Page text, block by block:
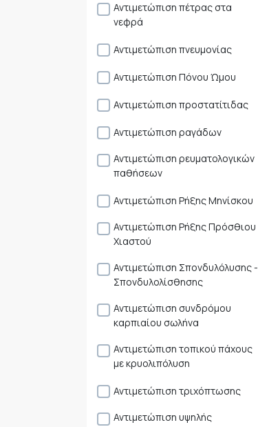
Αντιμετώπιση πέτρας στα
νεφρά
Αντιμετώπιση πνευμονίας
Αντιμετώπιση Πόνου Ώμου
Αντιμετώπιση προστατίτιδας
Αντιμετώπιση ραγάδων
Αντιμετώπιση ρευματολογικών
παθήσεων
Αντιμετώπιση Ρήξης Μηνίσκου
Αντιμετώπιση Ρήξης Πρόσθιου
Χιαστού
Αντιμετώπιση Σπονδυλόλυσης -
Σπονδυλολίσθησης
Αντιμετώπιση συνδρόμου
καρπιαίου σωλήνα
Αντιμετώπιση τοπικού πάχους
με κρυολιπόλυση
Αντιμετώπιση τριχόπτωσης
Αντιμετώπιση υψηλής